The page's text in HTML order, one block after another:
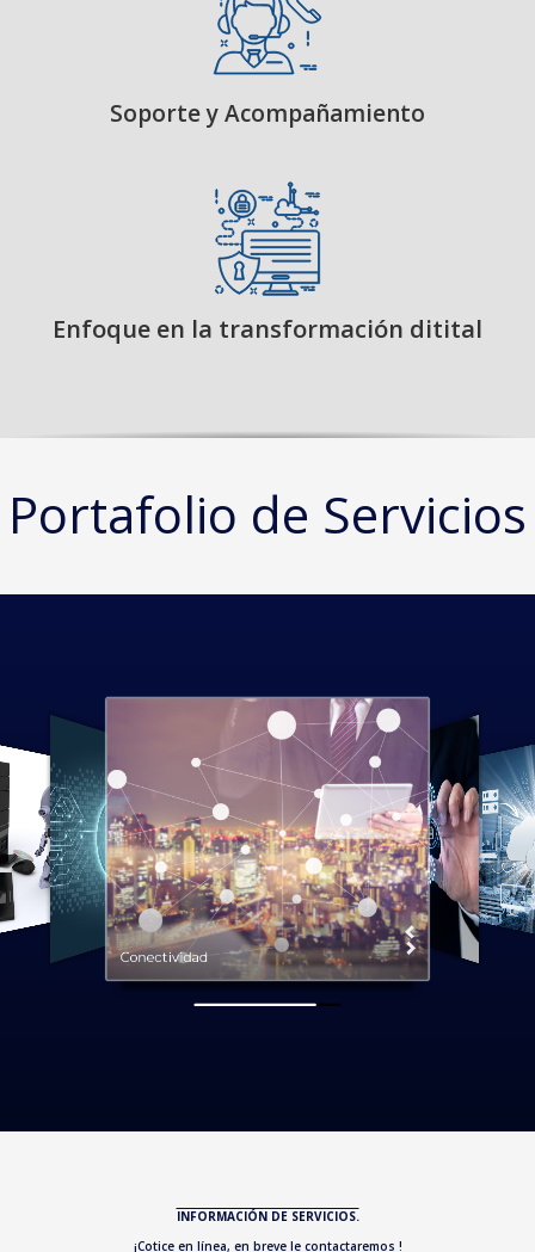
Soporte y Acompañamiento
Enfoque en la transformación ditital
Portafolio de Servicios
Conectividad
INFORMACIÓN DE SERVICIOS.
¡Cotice en línea, en breve le contactaremos !